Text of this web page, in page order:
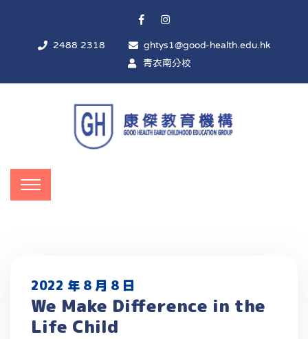
2488 2318
ghtys1@good-health.edu.hk
青衣南分校
2022 年 8 月 8 日
We Make Difference in the
Life Child